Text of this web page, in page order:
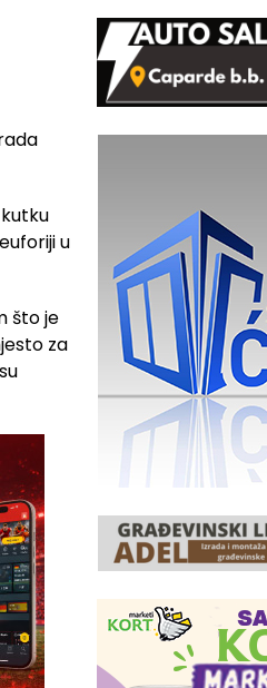
u
što je
za
FBiH: Ustrajni da je
stečaj jedino rješenje